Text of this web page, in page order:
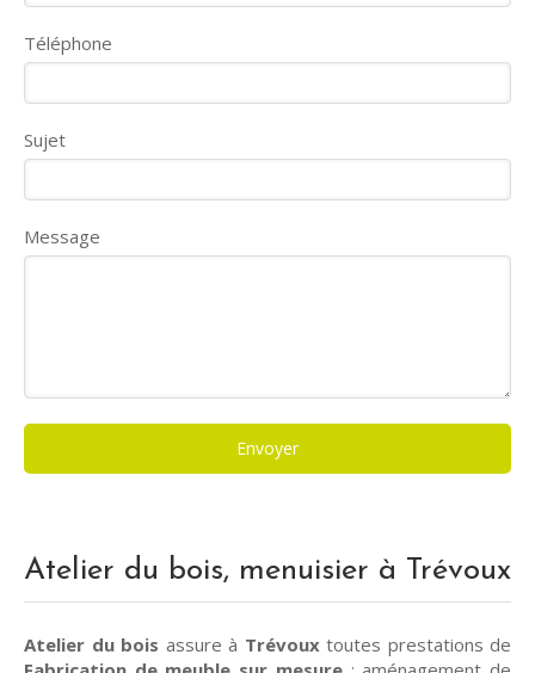
Téléphone
Sujet
Message
Envoyer
Atelier du bois, menuisier à Trévoux
Atelier du bois assure à Trévouxtoutes prestations de